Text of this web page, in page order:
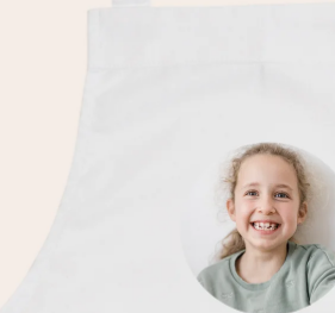
+49 39292 929695
Montag - Freitag : 8:30 - 17:00 Uhr
Samstag - Sonntag : 8:30 - 13:00 Uhr